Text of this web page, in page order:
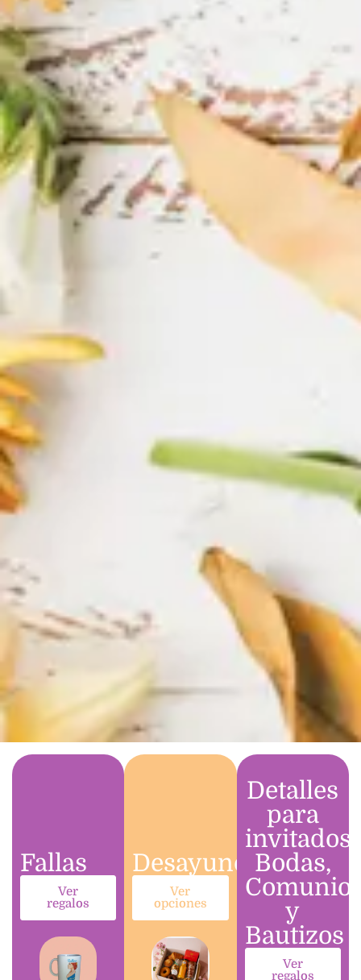
Fallas
Ver
regalos
Desayunos
Ver
opciones
Detalles
para
invitados.
Bodas,
y
Bautizos
Ver
regalos